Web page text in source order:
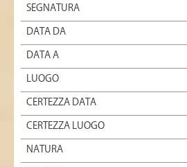
SEGNATURA
DATA DA
DATA A
LUOGO
CERTEZZA DATA
CERTEZZA LUOGO
NATURA